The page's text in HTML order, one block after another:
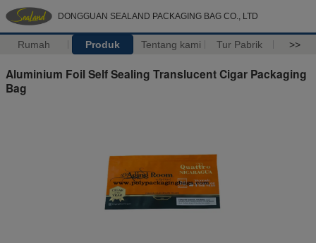
DONGGUAN SEALAND PACKAGING BAG CO., LTD
Rumah Produk Tentang kami Tur Pabrik >>
Aluminium Foil Self Sealing Translucent Cigar Packaging
Bag